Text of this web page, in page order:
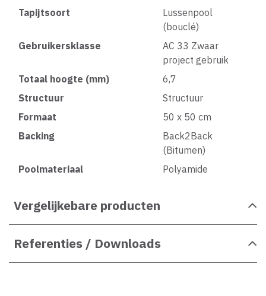
Tapijtsoort
Lussenpool
(bouclé)
Gebruikersklasse
AC 33 Zwaar
project gebruik
Totaal hoogte (mm)
6,7
Structuur
Structuur
Formaat
50 x 50 cm
Backing
Back2Back
(Bitumen)
Poolmateriaal
Polyamide
Vergelijkebare producten
Referenties / Downloads